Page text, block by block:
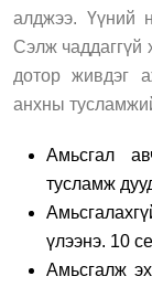
алджээ. Үүний
Сэлж чаддаггүй
дотор живдэг
анхны
Амьсгал
тусламж
үлээнэ. 10
Амьсгалж